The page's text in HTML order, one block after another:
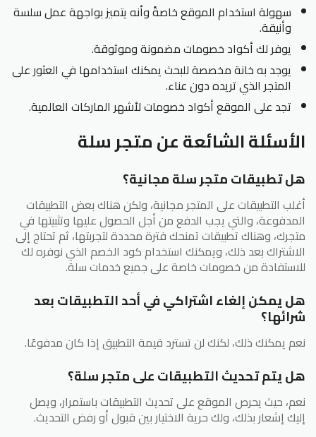
سهولة استخدام الموقع خاصةً وأنه يتميز بواجهة عمل سلسة
وأنيقة.
يوفر لك أكواد خصومات مضمونة وموثوقة.
يوجد به خانة مخصصة للبحث يمكنك استخدامها في العثور على
المتجر الذي تريده دون عناء.
تجد على الموقع أكواد خصومات لأشهر الماركات العالمية.
الأسئلة الشائعة عن متجر سلة
هل تطبيقات متجر سلة مجانية؟
أغلب التطبيقات على المتجر مجانية، ولكن هناك بعض التطبيقات
المدفوعة، والتي يجب الدفع من أجل الحصول عليها وتثبيتها في
متجرك، وهناك تطبيقات تمنحك فترة محددة لتجربتها، ثم تحتاج إلى
الاشتراك بعد ذلك، ويمكنك استخدام كود الخصم الذي نوفره لك
للاستفادة من خصومات خاصة على جميع خدمات سلة.
هل يمكن إلغاء اشتراكي في أحد التطبيقات بعد
شرائها؟
نعم يمكنك ذلك، لكنك لن تسترد قيمة التطبيق إذا كان مدفوعًا.
هل يتم تحديث التطبيقات على متجر سلة؟
نعم، حيث يحرص الموقع على تحديث التطبيقات باستمرار، ويصل
إليك إشعار بذلك، ولك حرية الاختيار بين قبول أو رفض التحديث.